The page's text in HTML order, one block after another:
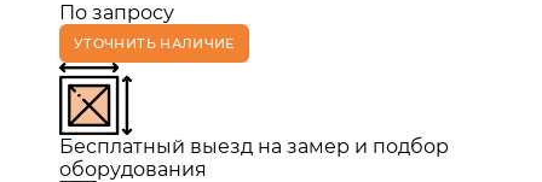
По запросу
УТОЧНИТЬ НАЛИЧИЕ
Бесплатный выезд на замер и подбор
оборудования